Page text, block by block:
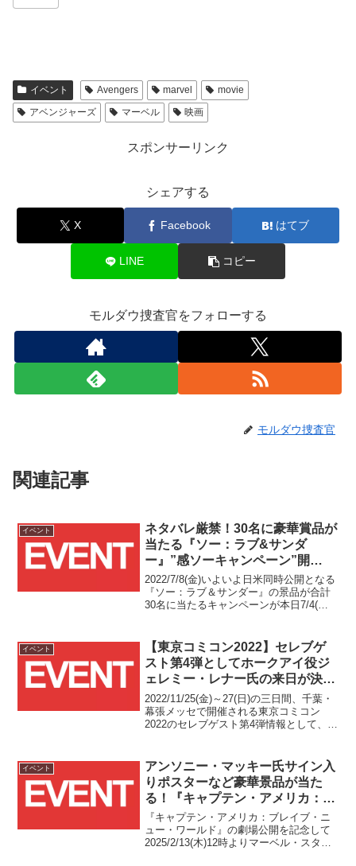
イベント Avengers marvel
movie
アベンジャーズ
マーベル 映画
スポンサーリンク
シェアする
X Facebook はてブ
LINE コピー
モルダウ捜査官をフォローする
モルダウ捜査官
関連記事
イベント
ネタバレ厳禁！30名に豪華賞品が
当たる『ソー：ラブ&サンダ
ー』”感ソーキャンペーン”開
催！！
2022/7/8(金)いよいよ日米同時公開となる
『ソー：ラブ＆サンダー』の景品が合計
30名に当たるキャンペーンが本日7/4(月)
イベント
【東京コミコン2022】セレブゲ
スト第4弾としてホークアイ役ジ
ェレミー・レナー氏の来日が決
定！！
2022/11/25(金)～27(日)の三日間、千葉・
幕張メッセで開催される東京コミコン
2022のセレブゲスト第4弾情報として、マ
イを演じるジェレミー・レナー氏の来日
が本日発表されました！！
イベント
アンソニー・マッキー氏サイン入
りポスターなど豪華景品が当た
る！『キャプテン・アメリカ：ブ
レイブ・ニュー・ワールド』#彼
こそが新キャプテンアメリカキャ
ンペーン開催！！
『キャプテン・アメリカ：ブレイブ・ニ
ュー・ワールド』の劇場公開を記念して
2025/2/13(木)12時よりマーベル・スタジ